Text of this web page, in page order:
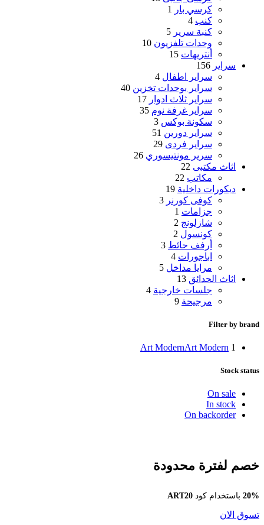
كرسي بار
1
كنب 4
كنبة سرير 5
وحدات تلفزيون 10
أنتريهات 15
سراير 156
سراير اطفال 4
سراير بوحدات تخزين 40
سراير ثلاث ادوار 17
سراير غرفة نوم 35
سكونة بوكس 3
سراير دورين 51
سراير فردى 29
سرير مونتيسوري 26
اثاث مكتبى 22
مكاتب 22
ديكورات داخلية 19
كوفى كورنر 3
جزامات 1
شازلونج 2
كونسول 2
أرفف حائط 3
اباجورات 4
مرايا مداخل 5
اثاث الحدائق 13
جلسات خارجية 4
مرجيحة 9
Filter by brand
Art ModernArt Modern 1
Stock status
On sale
In stock
On backorder
خصم لفترة محدودة
20% باستخدام كود ART20
تسوق الان